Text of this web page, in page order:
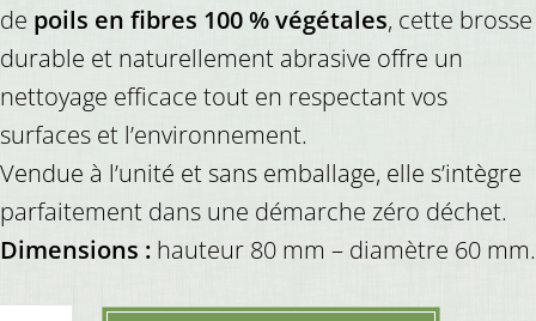
de poils en fibres 100 % végétales, cette brosse
durable et naturellement abrasive offre un
nettoyage efficace tout en respectant vos
surfaces et l’environnement.
Vendue à l’unité et sans emballage, elle s’intègre
parfaitement dans une démarche zéro déchet.
Dimensions : hauteur 80 mm – diamètre 60 mm.